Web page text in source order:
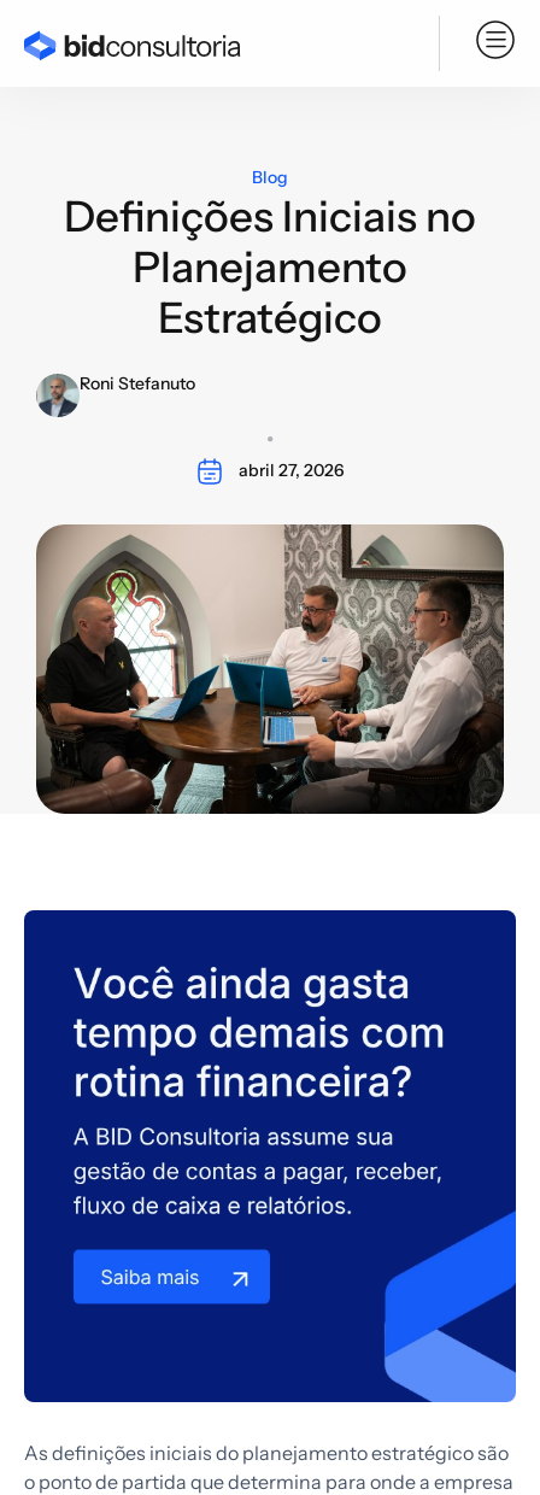
Blog
Definições Iniciais no
Planejamento
Estratégico
Roni Stefanuto
abril 27, 2026
As definições iniciais do planejamento estratégico são
o ponto de partida que determina para onde a empresa